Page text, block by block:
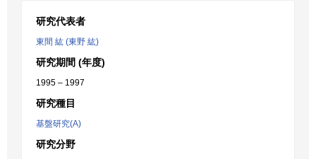
研究代表者
東間 紘 (東野 紘)
研究期間 (年度)
1995 – 1997
研究種目
基盤研究(A)
研究分野